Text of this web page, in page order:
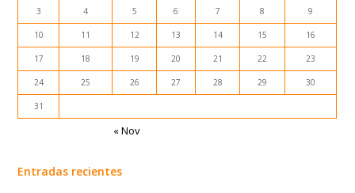
24 25 26 27 28 29 30
31
« Nov
Entradas recientes
Noakchot – MAURITANIA (14 marzo 2018)